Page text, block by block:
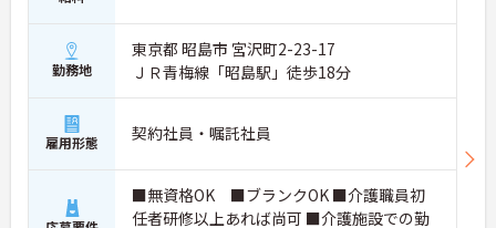
立した環境です】
・全国367拠点以上を展開するインフラを活かし、
充実した教育体制や多職種連携のもとで安心して働
けます。
組むことが可能です。
【賞与とは別の特別報酬制度により、頑張りが収入
アップに直結します】
・施設運営への貢献やチームワークを多角的に評価
勤務地
東京都 昭島市 宮沢町2-23-17
ＪＲ青梅線「昭島駅」徒歩18分
雇用形態 契約社員・嘱託社員
■無資格OK ■ブランクOK ■介護職員初
任者研修以上あれば尚可 ■介護施設での勤